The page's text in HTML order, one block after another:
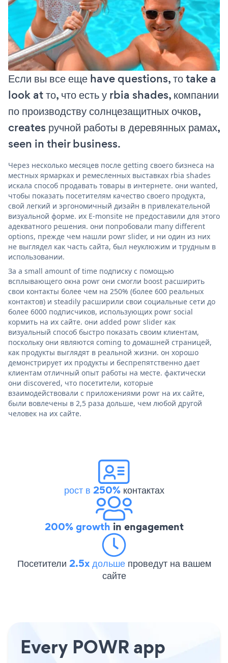
Если вы все еще have questions, то take a
look at то, что есть у rbia shades, компании
по производству солнцезащитных очков,
creates ручной работы в деревянных рамах,
seen in their business.
Через несколько месяцев после getting своего бизнеса на
местных ярмарках и ремесленных выставках rbia shades
искала способ продавать товары в интернете. они wanted,
чтобы показать посетителям качество своего продукта,
свой легкий и эргономичный дизайн в привлекательной
визуальной форме. их E-monsite не предоставили для этого
адекватного решения. они попробовали many different
options, прежде чем нашли powr slider, и ни один из них
не выглядел как часть сайта, был неуклюжим и трудным в
использовании.
За a small amount of time подписку с помощью
всплывающего окна powr они смогли boost расширить
свои контакты более чем на 250% (более 600 реальных
контактов) и steadily расширили свои социальные сети до
более 6000 подписчиков, использующих powr social
кормить на их сайте. они added powr slider как
визуальный способ быстро показать своим клиентам,
поскольку они являются coming to домашней страницей,
как продукты выглядят в реальной жизни. он хорошо
демонстрирует их продукты и беспрепятственно дает
клиентам отличный опыт работы на месте. фактически
они discovered, что посетители, которые
взаимодействовали с приложениями powr на их сайте,
были вовлечены в 2,5 раза дольше, чем любой другой
человек на их сайте.
рост в 250%контактах
200% growth in engagement
Посетители 2.5x дольше проведут на вашем
сайте
Every POWR app